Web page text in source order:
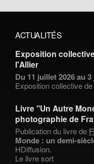
ACTUALITÉS
Exposition
l'Allier
Du 11 juillet 2026 au
Exposition collective de
Livre "Un Autre
photographie de
Publication du livre de
Monde : un demi-
HDiffusion.
Le livre sort